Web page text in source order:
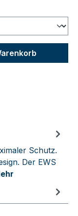
Schutz.
Der EWS